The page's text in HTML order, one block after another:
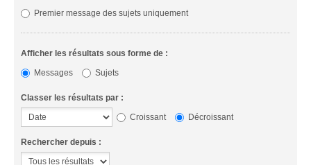
Premier message des sujets uniquement
Afficher les résultats sous forme de :
Messages
Sujets
Classer les résultats par :
Croissant
Décroissant
Rechercher depuis :